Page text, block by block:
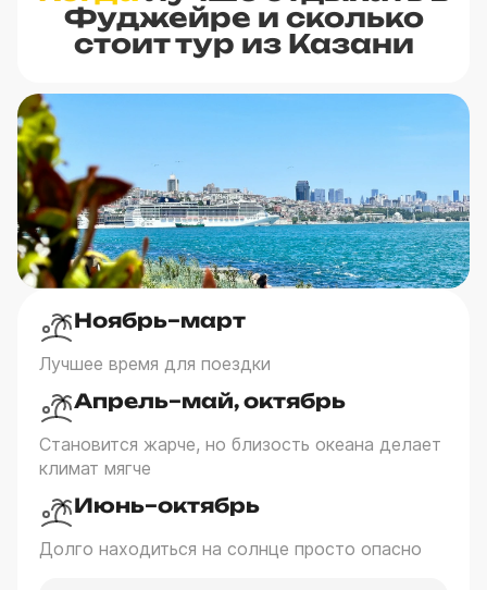
Ноябрь–март
Лучшее время для поездки
Апрель–май, октябрь
Становится жарче, но близость океана делает
климат мягче
Июнь–октябрь
Долго находиться на солнце просто опасно
Фуджейре и сколько
стоит тур из Казани